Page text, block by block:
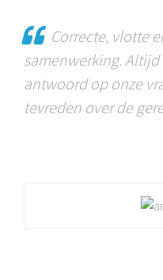
Correcte, vlotte
samenwerking.
antwoord op onze
tevreden over de